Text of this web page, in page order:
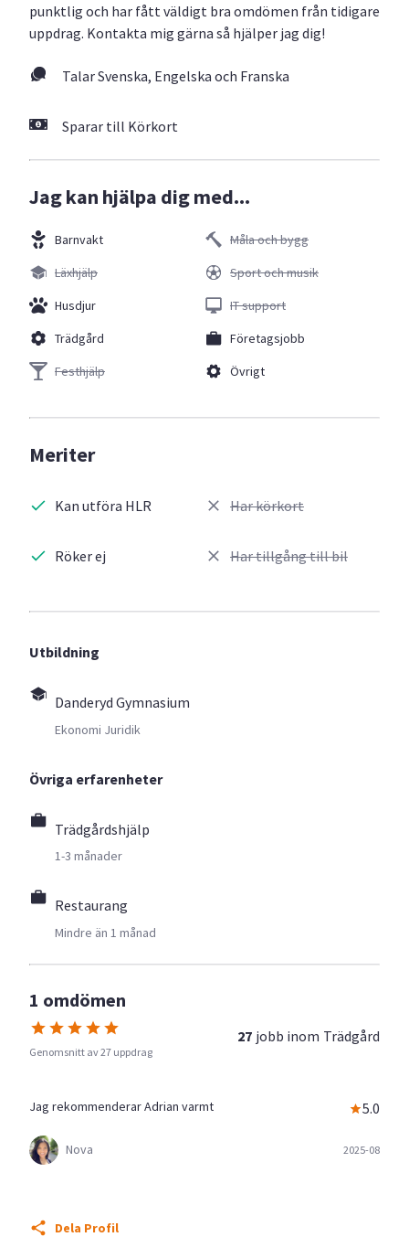
punktlig och har fått väldigt bra omdömen från tidigare
uppdrag. Kontakta mig gärna så hjälper jag dig!
Talar Svenska, Engelska och Franska
Sparar till Körkort
Jag kan hjälpa dig med...
Barnvakt
Läxhjälp
Husdjur
Trädgård
Festhjälp
Måla och bygg
Sport och musik
IT support
Företagsjobb
Övrigt
Meriter
Kan utföra HLR
Röker ej
Har körkort
Har tillgång till bil
Utbildning
Danderyd Gymnasium
Ekonomi Juridik
Övriga erfarenheter
Trädgårdshjälp
1-3 månader
Restaurang
Mindre än 1 månad
1 omdömen
Genomsnitt av 27 uppdrag
27 jobb inom Trädgård
Jag rekommenderar Adrian varmt 5.0
Nova 2025-08
Dela Profil